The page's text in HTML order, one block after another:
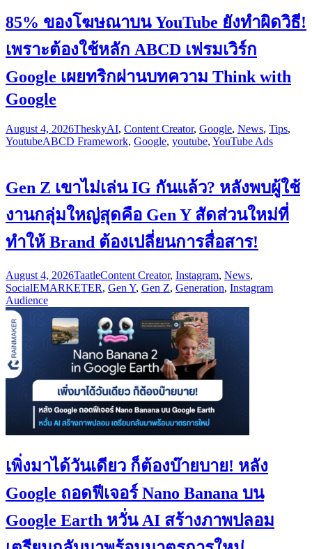
85% ของโฆษณาบน YouTube ยังทำผิดวิธี!
เพราะต้องใช้หลัก ABCD เฟรมเวิร์ก
Google เผยทริกผ่านบทความ Think with
Google
August 4, 2026TheskyAI, Content Creator, Google, News, Tips,
YoutubeABCD Framework, Google, youtube, YouTube Ads
Gen Z เขาไม่เล่น IG กันแล้ว? หลังพบผู้ใช้
งานกลุ่มใหญ่สุดคือ Gen Y สัดส่วนใหม่ที่
ทำให้ Brand ต้องเปลี่ยนการสื่อสาร!
August 4, 2026TaatleContent Creator, Instagram, News,
SocialEMARKETER, Gen Y, Gen Z, Generation, Instagram
Audience
เพิ่งมาได้วันเดียว ก็ต้องบ๊ายบาย! หลัง
Google ถอดฟีเจอร์ Nano Banana บน
Google Earth หวั่น AI สร้างภาพปลอม